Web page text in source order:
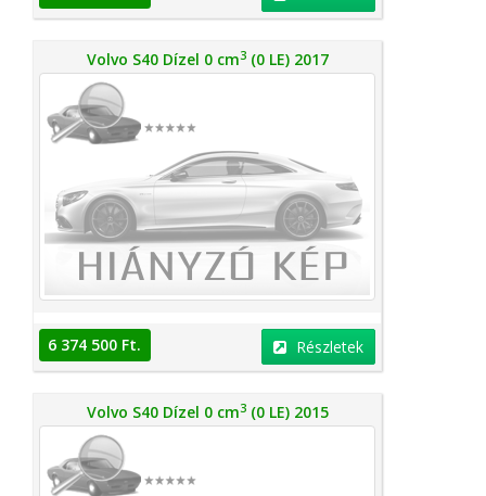
Volvo S40 Dízel 0 cm3(0 LE) 2017
6 374 500 Ft. Részletek
Volvo S40 Dízel 0 cm3(0 LE) 2015